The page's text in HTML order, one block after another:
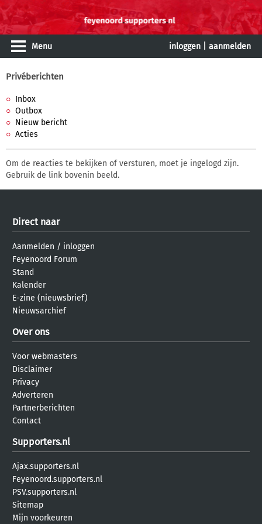
Menu inloggen aanmelden
Privéberichten
Inbox
Outbox
Nieuw bericht
Acties
Om de reacties te bekijken of versturen, moet je ingelogd zijn.
Gebruik de link bovenin beeld.
Direct naar
Aanmelden / inloggen
Feyenoord Forum
Stand
Kalender
E-zine (nieuwsbrief)
Nieuwsarchief
Over ons
Voor webmasters
Disclaimer
Privacy
Adverteren
Partnerberichten
Contact
Supporters.nl
Ajax.supporters.nl
Feyenoord.supporters.nl
PSV.supporters.nl
Sitemap
Mijn voorkeuren